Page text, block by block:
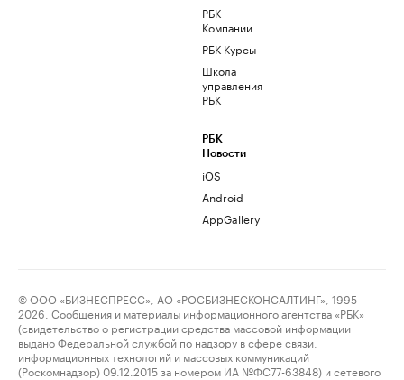
РБК
Компании
РБК Курсы
Школа
управления
РБК
РБК
Новости
iOS
Android
AppGallery
© ООО «БИЗНЕСПРЕСС», АО «РОСБИЗНЕСКОНСАЛТИНГ», 1995–
2026. Сообщения и материалы информационного агентства «РБК»
(свидетельство о регистрации средства массовой информации
выдано Федеральной службой по надзору в сфере связи,
информационных технологий и массовых коммуникаций
(Роскомнадзор) 09.12.2015 за номером ИА №ФС77-63848) и сетевого